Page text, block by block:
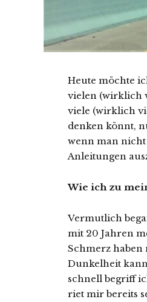
Heute möchte
vielen (wirklich
viele (wirklich
denken könnt,
wenn man nicht
Anleitungen
Wie ich zu
Vermutlich
mit 20 Jahren
Schmerz haben
Dunkelheit
schnell begriff
riet mir bereits